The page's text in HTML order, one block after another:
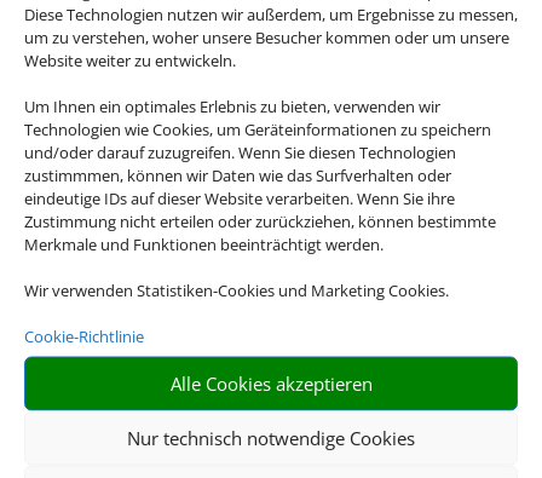
Diese Technologien nutzen wir außerdem, um Ergebnisse zu messen,
um zu verstehen, woher unsere Besucher kommen oder um unsere
Website weiter zu entwickeln.
Um Ihnen ein optimales Erlebnis zu bieten, verwenden wir
Technologien wie Cookies, um Geräteinformationen zu speichern
und/oder darauf zuzugreifen. Wenn Sie diesen Technologien
zustimmmen, können wir Daten wie das Surfverhalten oder
eindeutige IDs auf dieser Website verarbeiten. Wenn Sie ihre
Zustimmung nicht erteilen oder zurückziehen, können bestimmte
Merkmale und Funktionen beeinträchtigt werden.
Wir verwenden Statistiken-Cookies und Marketing Cookies.
Cookie-Richtlinie
Alle Cookies akzeptieren
Nur technisch notwendige Cookies
Screenreader die Beschriftungen korrekt
vorlesen.
Sichtbarer Fokus
Alle interaktiven Elemente auf unserer
Website – wie Links, Buttons oder
Formularfelder – zeigen klar sichtbar an,
So ermöglichen wir eine vollständige
Bedienung auch ohne Maus.
Sinnvolle Fokusreihenfolge bei